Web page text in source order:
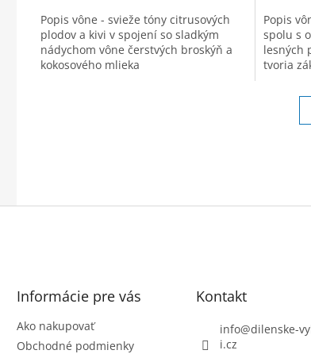
Popis vône - svieže tóny citrusových
plodov a kivi v spojení so sladkým
nádychom vône čerstvých broskýň a
kokosového mlieka
Popis
spolu s
lesných
tvoria
Informácie pre vás
Ako nakupovať
Obchodné podmienky
Kontakt
info@dilenske-
i.cz